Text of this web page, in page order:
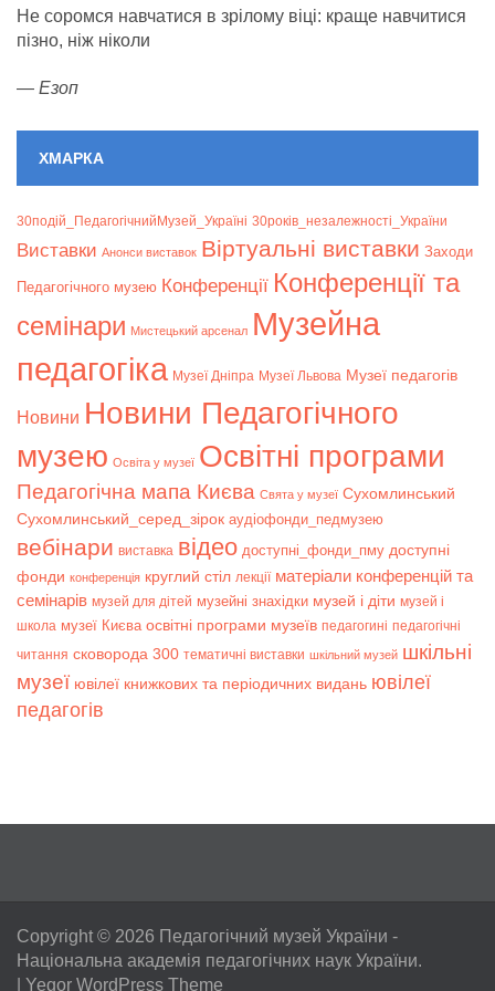
Не соромся навчатися в зрілому віці: краще навчитися
пізно, ніж ніколи
— Езоп
ХМАРКА
30подій_ПедагогічнийМузей_Україні 30років_незалежності_України
Bиставки Анонси виставок Віртуальні виставки Заходи
Педагогічного музею Конференції Конференції та
семінари Мистецький арсенал Музейна
педагогіка Музеї Дніпра Музеї Львова Музеї педагогів
Новини Новини Педагогічного
музею Освіта у музеї Освітні програми
Педагогічна мапа Києва Свята у музеї Сухомлинський
Сухомлинський_серед_зірок аудіофонди_педмузею
вебінари виставка відео доступні_фонди_пму доступні
фонди конференція круглий стіл лекції матеріали конференцій та
семінарів музей для дітей музейні знахідки музей і діти музей і
школа музеї Києва освітні програми музеїв педагогині педагогічні
читання сковорода 300 тематичні виставки шкільний музей шкільні
музеї ювілеї книжкових та періодичних видань ювілеї
педагогів
Copyright © 2026 Педагогічний музей України -
Національна академія педагогічних наук України.
Yegor WordPress Theme